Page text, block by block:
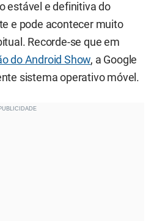
estável e definitiva do
e pode acontecer muito
Recorde-se que em
do Android Show, a Google
sistema operativo móvel.